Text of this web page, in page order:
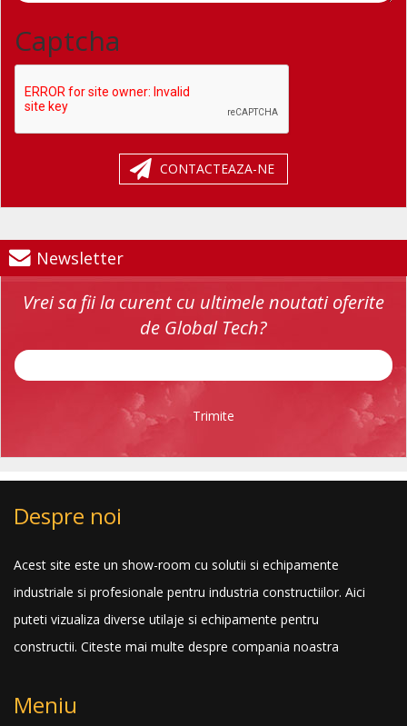
Captcha
CONTACTEAZA-NE
Newsletter
Vrei sa fii la curent cu ultimele noutati oferite
de Global Tech?
Trimite
Despre noi
Acest site este un show-room cu solutii si echipamente
industriale si profesionale pentru industria constructiilor. Aici
puteti vizualiza diverse utilaje si echipamente pentru
constructii. Citeste mai multe despre compania noastra
Meniu